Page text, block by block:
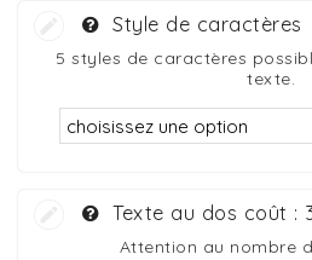
Style de caractères
5 styles de caractères
texte.
Texte au dos coût :
Attention au nombre